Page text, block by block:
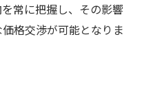
交渉術
ショナルの活用
常に把握し、その影響
格交渉が可能となりま